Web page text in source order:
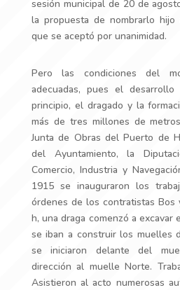
sesión municipal de 20 de
la propuesta de nombrarlo hijo
que se aceptó por unanimidad.
Pero las condiciones del
adecuadas, pues el
principio, el dragado y la
más de tres millones de
Junta de Obras del Puerto de
del Ayuntamiento, la
Comercio, Industria y
1915 se inauguraron los
órdenes de los contratistas Bos
h, una draga comenzó a excavar
se iban a construir los muelles
se iniciaron delante del
dirección al muelle Norte.
Asistieron al acto numerosas